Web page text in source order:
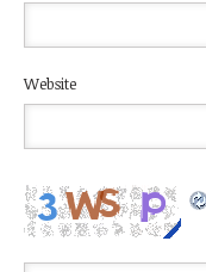
Website